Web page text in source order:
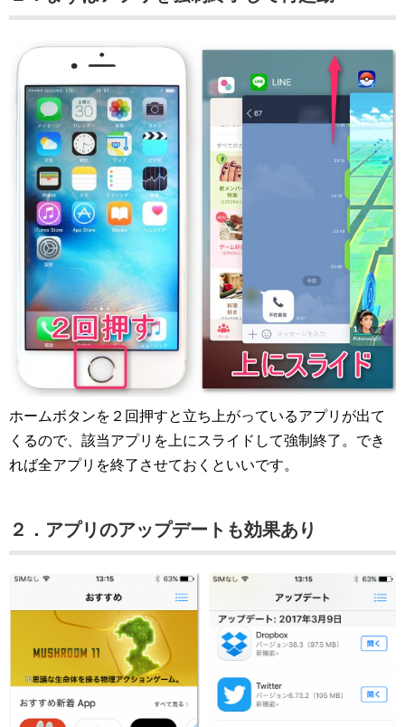
ホームボタンを２回押すと立ち上がっているアプリが出て
くるので、該当アプリを上にスライドして強制終了。でき
れば全アプリを終了させておくといいです。
２．アプリのアップデートも効果あり